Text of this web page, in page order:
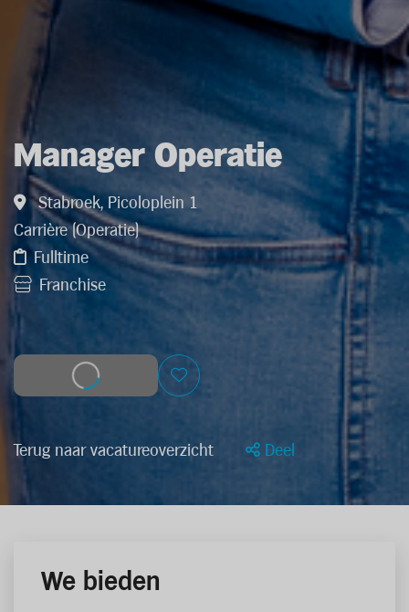
Manager Operatie
Stabroek, Picoloplein 1
Carrière (Operatie)
Fulltime
Franchise
Solliciteer
Terug naar vacatureoverzicht Deel
We bieden